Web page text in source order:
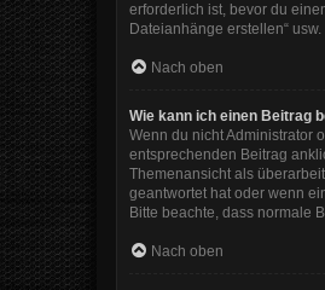
erforderlich ist, bevor du
Dateianhänge erstellen“ usw.
Nach oben
Wie kann ich einen Beitrag
Wenn du nicht Administrator
entsprechenden Beitrag
Themenansicht als
geantwortet hat oder wenn
Bitte beachte, dass normale
Nach oben